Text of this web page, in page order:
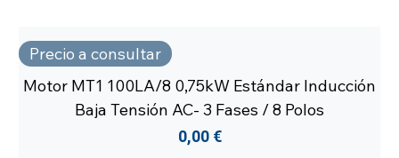
Precio a consultar
Motor MT1 100LA/8 0,75kW Estándar Inducción
Baja Tensión AC- 3 Fases / 8 Polos
Precio
0,00 €